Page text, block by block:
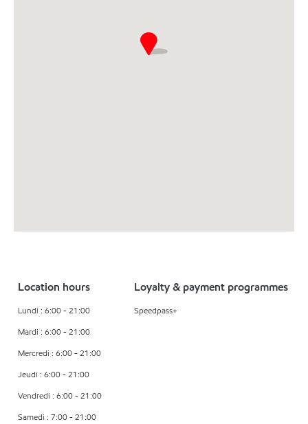
Location hours
Lundi : 6:00 - 21:00
Mardi : 6:00 - 21:00
Mercredi : 6:00 - 21:00
Jeudi : 6:00 - 21:00
Vendredi : 6:00 - 21:00
Samedi : 7:00 - 21:00
Loyalty & payment programmes
Speedpass+